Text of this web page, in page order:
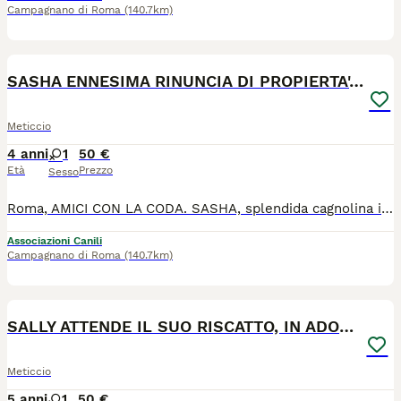
Campagnano di Roma (140.7km)
SASHA ENNESIMA RINUNCIA DI PROPIERTA', IN ADOZIONE
Meticcio
4 anni
Età
1
Sesso
50 €
Prezzo
Roma, AMICI CON LA CODA. SASHA, splendida cagnolina incrocio spinone molosso di 4 anni di età, taglia media 25 kg di peso. Ogni anno è peggio, non sappiamo se sono più i cani abbandonati per strada o le rinunce di proprietà! SASHA è l'ennesima rinuncia di proprietà, succede ormai molto spesso che per il minimo e banale problema gli animali vengono allontanati dalla famiglia. SASHA malgrado questo abbandono non si è scoraggiata, continua ad essere socievole, allegra, vivace ma forse non ha ancora compreso che i suoi umani non torneranno più a prenderla. Sasha è compatibile con i suoi simili, è una cagnolina meravigliosa, non solo nell'aspetto ma anche a livello caratteriale. SASHA è sanissima, vispa e allegra e l'affidiamo spulciata, sverminata, vaccinata, sterilizzata, con test leishmania negativo, microchip e libretto sanitario, pertanto con tutti i documenti in regola. Abbiamo assolutamente bisogno del tuo aiuto per dare una svolta all'esistenza di SASHA, ti preghiamo di non passare oltre e di scegliere di aprirle il tuo cuore e la tua casa. Si trova a Roma, ma è adottabile in tutto il centro e nord Italia con tempistiche brevi. GLI AFFETTI NON SI COMPRANO, SI ADOTTANO. SALVARE UN ESSERE IN DIFFICOLTA' E' UN GRANDE ATTO DI UMANITA' E CIVILTA'. PER OGNI CANE O GATTO ACQUISTATO IN ALLEVAMENTO O FATTO NASCERE IN CASA, CE NE SARA' UN ALTRO CHE TRASCORRERA' TUTTA LA SUA ESISTENZA DIETRO LE SBARRE DI UN CANILE. RIFLETTI!!!!
Associazioni Canili
Campagnano di Roma (140.7km)
SALLY ATTENDE IL SUO RISCATTO, IN ADOZIONE
Meticcio